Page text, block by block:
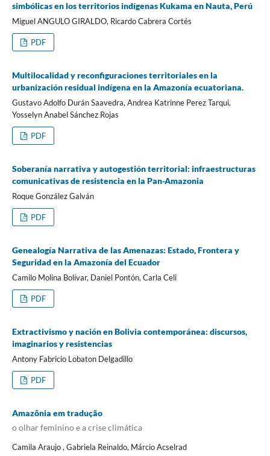
simbólicas en los territorios indígenas Kukama en Nauta, Perú
Miguel ANGULO GIRALDO, Ricardo Cabrera Cortés
PDF
Multilocalidad y reconfiguraciones territoriales en la
urbanización residual indígena en la Amazonía ecuatoriana.
Gustavo Adolfo Durán Saavedra, Andrea Katrinne Perez Tarqui,
Yosselyn Anabel Sánchez Rojas
PDF
Soberanía narrativa y autogestión territorial: infraestructuras
comunicativas de resistencia en la Pan-Amazonia
Roque González Galván
PDF
Genealogía Narrativa de las Amenazas: Estado, Frontera y
Seguridad en la Amazonía del Ecuador
Camilo Molina Bolívar, Daniel Pontón, Carla Celi
PDF
Extractivismo y nación en Bolivia contemporánea: discursos,
imaginarios y resistencias
Antony Fabricio Lobaton Delgadillo
PDF
Amazônia em tradução
o olhar feminino e a crise climática
Camila Araujo , Gabriela Reinaldo, Márcio Acselrad